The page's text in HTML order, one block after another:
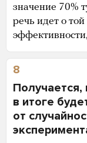
значение 70%
речь идет о
8
Получается,
в итоге
от